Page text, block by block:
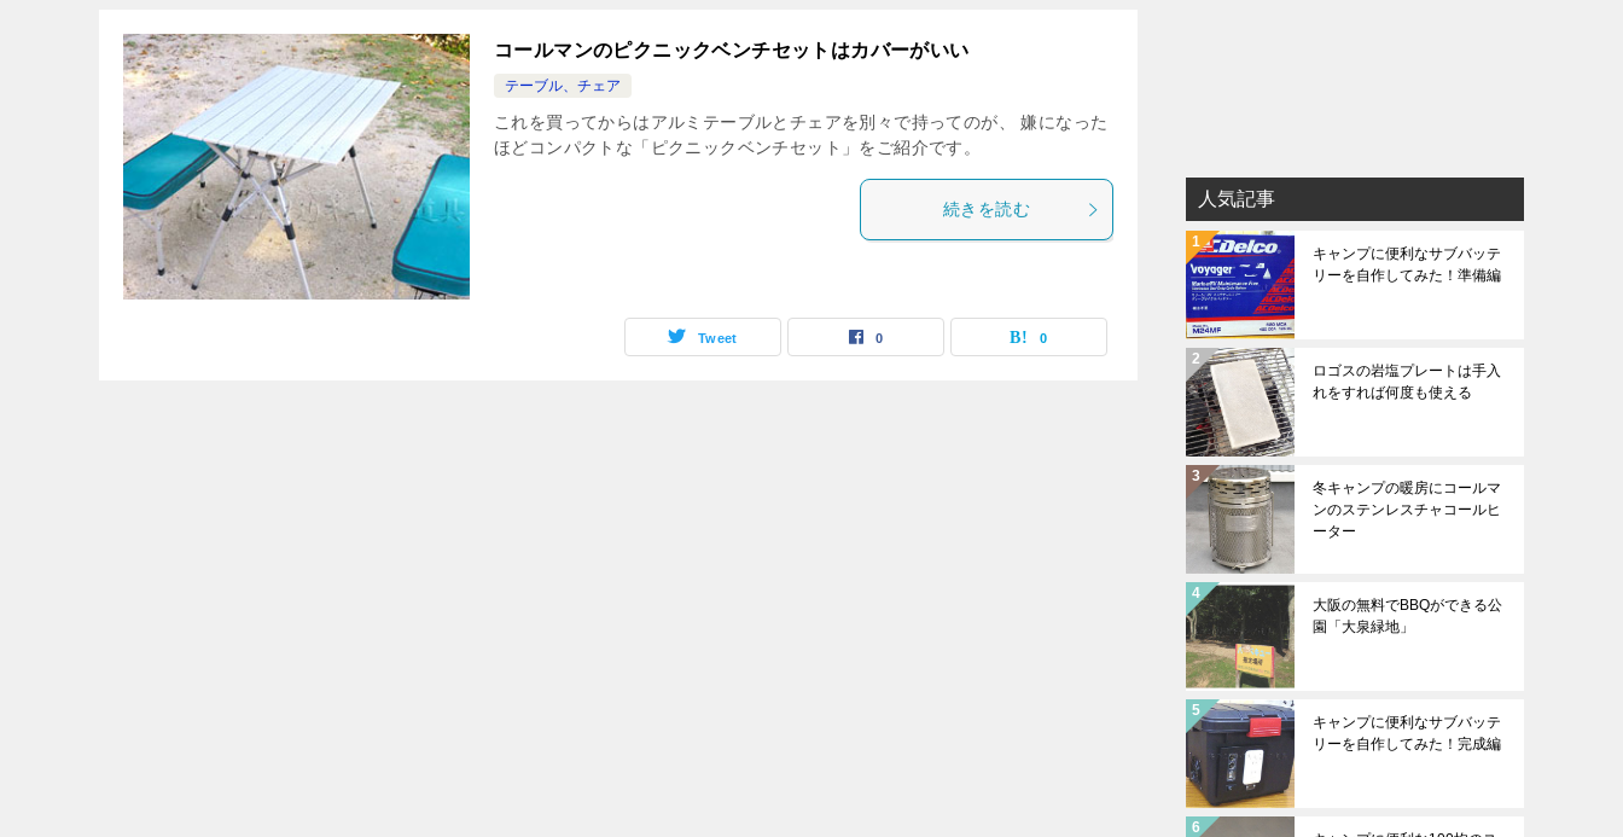
コールマンのピクニックベンチセットはカバーがいい
テーブル、チェア
これを買ってからはアルミテーブルとチェアを別々で持ってのが、 嫌になった
ほどコンパクトな「ピクニックベンチセット」をご紹介です。
続きを読む
Tweet 0 0
人気記事
キャンプに便利なサブバッテ
リーを自作してみた！準備編
ロゴスの岩塩プレートは手入
れをすれば何度も使える
冬キャンプの暖房にコールマ
ンのステンレスチャコールヒ
ーター
大阪の無料でBBQができる公
園「大泉緑地」
キャンプに便利なサブバッテ
リーを自作してみた！完成編